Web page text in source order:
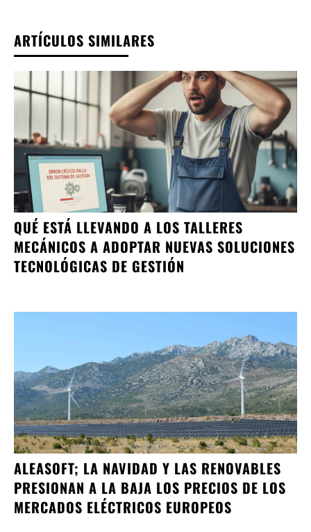
ARTÍCULOS SIMILARES
QUÉ ESTÁ LLEVANDO A LOS TALLERES
MECÁNICOS A ADOPTAR NUEVAS SOLUCIONES
TECNOLÓGICAS DE GESTIÓN
ALEASOFT; LA NAVIDAD Y LAS RENOVABLES
PRESIONAN A LA BAJA LOS PRECIOS DE LOS
MERCADOS ELÉCTRICOS EUROPEOS